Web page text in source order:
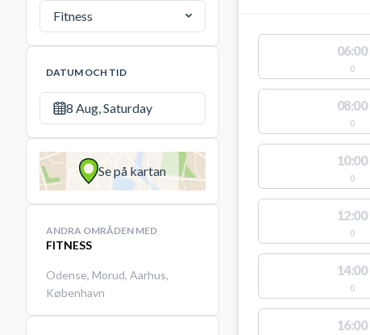
Fitness
DATUM OCH TID
8 Aug, Saturday
Se på kartan
ANDRA OMRÅDEN MED
FITNESS
Odense, Morud, Aarhus,
København
06:00
0
08:00
0
10:00
0
12:00
0
14:00
0
16:00